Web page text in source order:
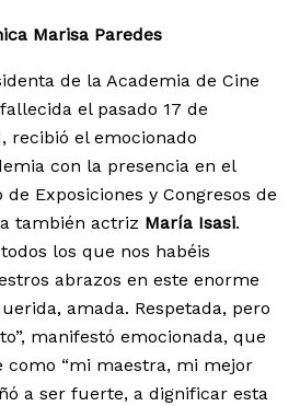
Marisa Paredes
de la Academia de Cine
el pasado 17 de
recibió el emocionado
con la presencia en el
Exposiciones y Congresos de
también actriz María Isasi.
los que nos habéis
abrazos en este enorme
amada. Respetada, pero
manifestó emocionada, que
como “mi maestra, mi mejor
a ser fuerte, a dignificar esta